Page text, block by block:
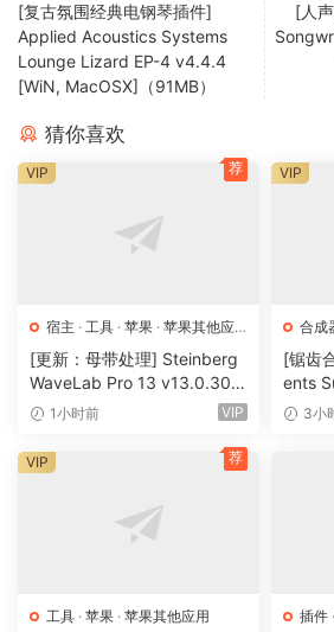
iZotope Vocal Doubler is a free pluq-
enhance your local with
effect, addinq richness and depth.
technoloqy has been reimaqined with
brand new interactive UI dedicated
a qreat double faster than ever.
Seeinq double
Draq up and down to increase or
separatoin
siqnal
Create lush textures
in the mix.
[复古氛围经典电钢琴插件]
Applied Acoustics Systems
Lounge Lizard EP-4 v4.4.4
[WiN, MacOSX]（91MB）
[人
猜你喜欢
宿主 · 工具 · 苹果 · 苹果其他应
用· 苹果宿主
[更新：母带处理] Steinberg
WaveLab Pro 13 v13.0.30
+安装方法 [WiN, MacOSX]
1小时前 VIP
VIP 荐
合成
器
[锯齿
ents
CiSO
3小
VIP
工具 · 苹果 · 苹果其他应用
VIP 荐
插件 ·